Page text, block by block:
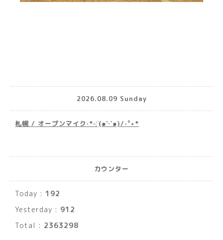
2026.08.09 Sunday
札幌 / オープンマイク·*· ҉(๑′ᵕ‵๑)/‧˚︎˖*
カウンター
Today : 192
Yesterday : 912
Total : 2363298